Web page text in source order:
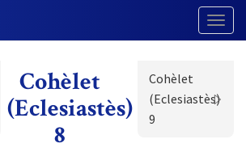
Cohèlet
(Eclesiastès)
8
Cohèlet
(Eclesiastès)
9